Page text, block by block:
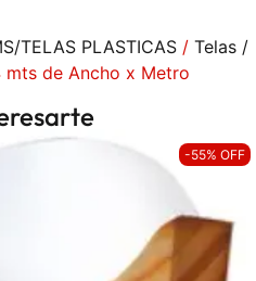
TELAS PLASTICAS / Telas /
mts de Ancho x Metro
-55% OFF